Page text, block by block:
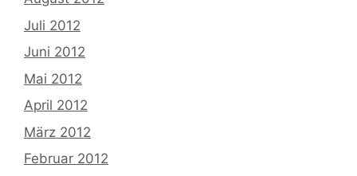
Juli 2012
Juni 2012
Mai 2012
April 2012
März 2012
Februar 2012